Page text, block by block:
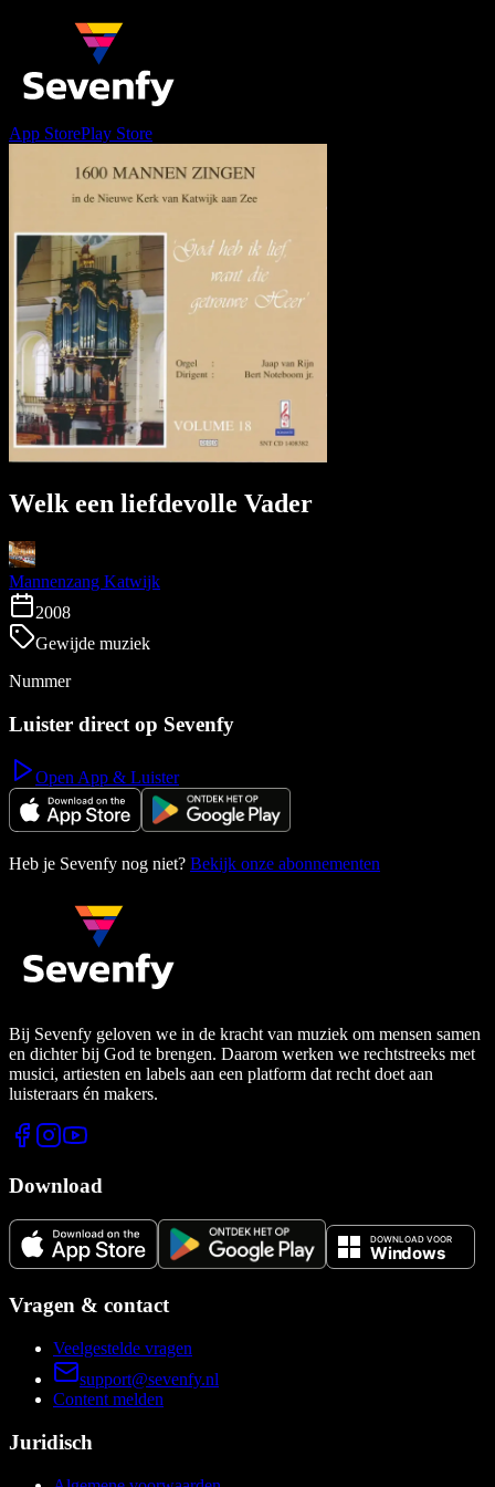
App StorePlay Store
Welk een liefdevolle Vader
Mannenzang Katwijk
2008
Gewijde muziek
Nummer
Luister direct op Sevenfy
Open App & Luister
Heb je Sevenfy nog niet? Bekijk onze abonnementen
Bij Sevenfy geloven we in de kracht van muziek om mensen samen
en dichter bij God te brengen. Daarom werken we rechtstreeks met
musici, artiesten en labels aan een platform dat recht doet aan
luisteraars én makers.
Download
Vragen & contact
Veelgestelde vragen
support@sevenfy.nl
Content melden
Juridisch